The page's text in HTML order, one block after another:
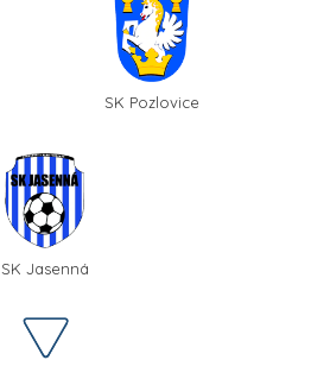
SK Pozlovice
SK Jasenná